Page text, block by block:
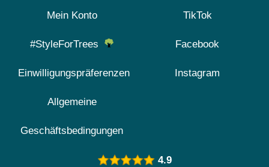
Mein Konto
#StyleForTrees
Einwilligungspräferenzen
Allgemeine
Geschäftsbedingungen
TikTok
Facebook
Instagram
4.9